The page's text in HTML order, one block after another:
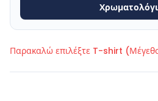
Παρακαλώ επιλέξτε T-shirt